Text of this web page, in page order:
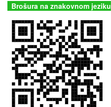
Brošura na znakovnom jeziku